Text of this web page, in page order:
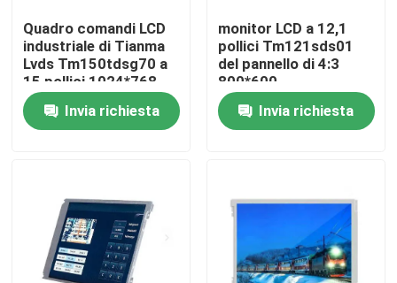
Casa
Prodotti
Su di noi
Quadro comandi LCD
industriale di Tianma
Lvds Tm150tdsg70 a
15 pollici 1024*768
Invia richiesta
monitor LCD a 12,1
pollici Tm121sds01
del pannello di 4:3
800*600
Invia richiesta